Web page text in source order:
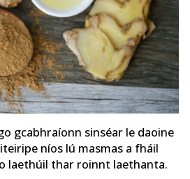
gcabhraíonn sinséar le daoine
níos lú masmas a fháil
laethúil thar roinnt laethanta.